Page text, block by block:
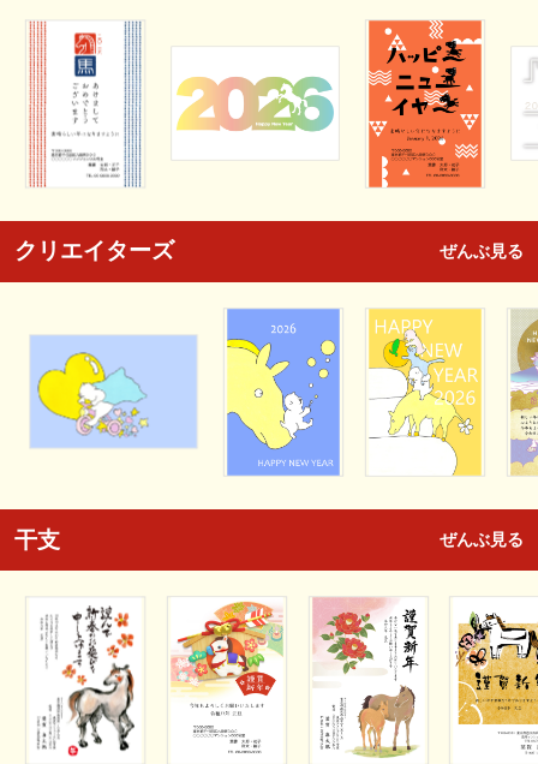
クリエイターズ ぜんぶ見る
干支 ぜんぶ見る